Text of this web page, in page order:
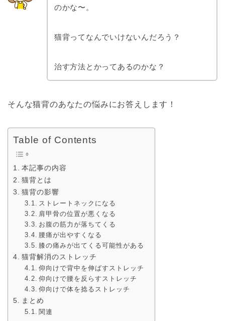
のかな〜。
猫背ってなんでいけないんだろう？
治す方法とかってあるのかな？
そんな猫背のあなたの悩みにお答えします！
Table of Contents
本記事の内容
猫背とは
猫背の影響
ストレートネックになる
肩甲骨の位置が悪くなる
お腹の筋力が落ちてくる
腰痛が出やすくなる
膝の痛みが出てくる可能性がある
猫背解消のストレッチ
仰向けで背中を伸ばすストレッチ
仰向けで腰を反らすストレッチ
仰向けで体を捻るストレッチ
まとめ
関連